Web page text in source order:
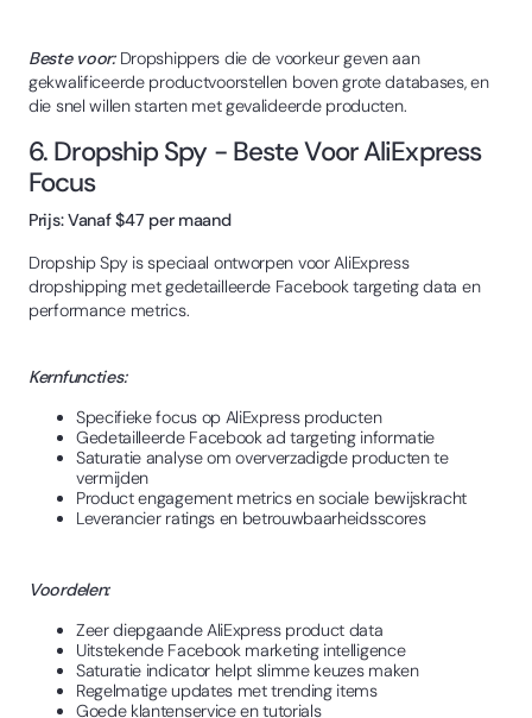
Beste voor:Dropshippers die de voorkeur geven aan
gekwalificeerde productvoorstellen boven grote databases, en
die snel willen starten met gevalideerde producten.
6. Dropship Spy - Beste Voor AliExpress
Focus
Prijs: Vanaf $47 per maand
Dropship Spy is speciaal ontworpen voor AliExpress
dropshipping met gedetailleerde Facebook targeting data en
performance metrics.
Kernfuncties:
Specifieke focus op AliExpress producten
Gedetailleerde Facebook ad targeting informatie
Saturatie analyse om oververzadigde producten te
vermijden
Product engagement metrics en sociale bewijskracht
Leverancier ratings en betrouwbaarheidsscores
Voordelen:
Zeer diepgaande AliExpress product data
Uitstekende Facebook marketing intelligence
Saturatie indicator helpt slimme keuzes maken
Regelmatige updates met trending items
Goede klantenservice en tutorials